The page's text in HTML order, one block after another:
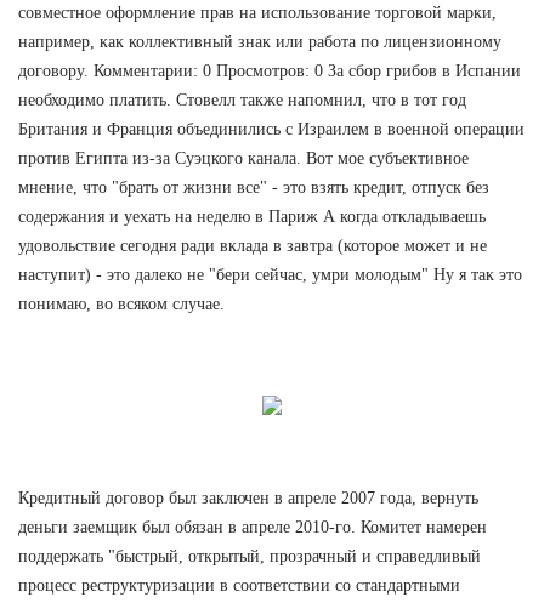
совместное оформление прав на использование торговой марки,
например, как коллективный знак или работа по лицензионному
договору. Комментарии: 0 Просмотров: 0 За сбор грибов в Испании
необходимо платить. Стовелл также напомнил, что в тот год
Британия и Франция объединились с Израилем в военной операции
против Египта из-за Суэцкого канала. Вот мое субъективное
мнение, что "брать от жизни все" - это взять кредит, отпуск без
содержания и уехать на неделю в Париж А когда откладываешь
удовольствие сегодня ради вклада в завтра (которое может и не
наступит) - это далеко не "бери сейчас, умри молодым" Ну я так это
понимаю, во всяком случае.
Кредитный договор был заключен в апреле 2007 года, вернуть
деньги заемщик был обязан в апреле 2010-го. Комитет намерен
поддержать "быстрый, открытый, прозрачный и справедливый
процесс реструктуризации в соответствии со стандартными